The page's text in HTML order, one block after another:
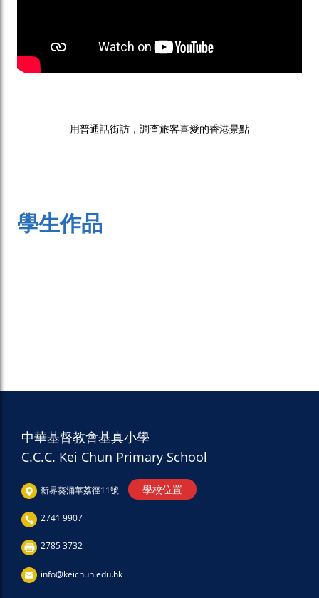
用普通話街訪，調查旅客喜愛的香港景點
學生作品
中華基督教會基真小學
C.C.C. Kei Chun Primary School
新界葵涌華荔徑11號 學校位置
2741 9907
2785 3732
info@keichun.edu.hk